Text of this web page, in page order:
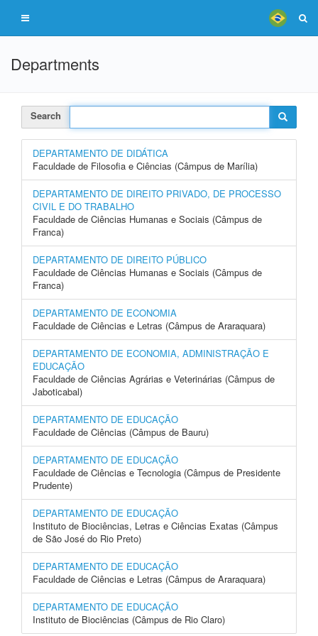
Departments
Search
DEPARTAMENTO DE DIDÁTICA
Faculdade de Filosofia e Ciências (Câmpus de Marília)
DEPARTAMENTO DE DIREITO PRIVADO, DE PROCESSO
CIVIL E DO TRABALHO
Faculdade de Ciências Humanas e Sociais (Câmpus de
Franca)
DEPARTAMENTO DE DIREITO PÚBLICO
Faculdade de Ciências Humanas e Sociais (Câmpus de
Franca)
DEPARTAMENTO DE ECONOMIA
Faculdade de Ciências e Letras (Câmpus de Araraquara)
DEPARTAMENTO DE ECONOMIA, ADMINISTRAÇÃO E
EDUCAÇÃO
Faculdade de Ciências Agrárias e Veterinárias (Câmpus de
Jaboticabal)
DEPARTAMENTO DE EDUCAÇÃO
Faculdade de Ciências (Câmpus de Bauru)
DEPARTAMENTO DE EDUCAÇÃO
Faculdade de Ciências e Tecnologia (Câmpus de Presidente
Prudente)
DEPARTAMENTO DE EDUCAÇÃO
Instituto de Biociências, Letras e Ciências Exatas (Câmpus
de São José do Rio Preto)
DEPARTAMENTO DE EDUCAÇÃO
Faculdade de Ciências e Letras (Câmpus de Araraquara)
DEPARTAMENTO DE EDUCAÇÃO
Instituto de Biociências (Câmpus de Rio Claro)